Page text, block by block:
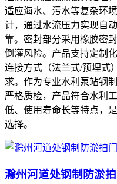
适应海水、污水等复杂环
计，通过水流压力实现自
靠。密封部分采用橡胶密
倒灌风险。产品支持定制
连接方式（法兰式/预埋式
求。作为专业水利泵站钢
严格质检，产品符合水利
低、使用寿命长等特点，
选择。
滁州河道处钢制防淤拍